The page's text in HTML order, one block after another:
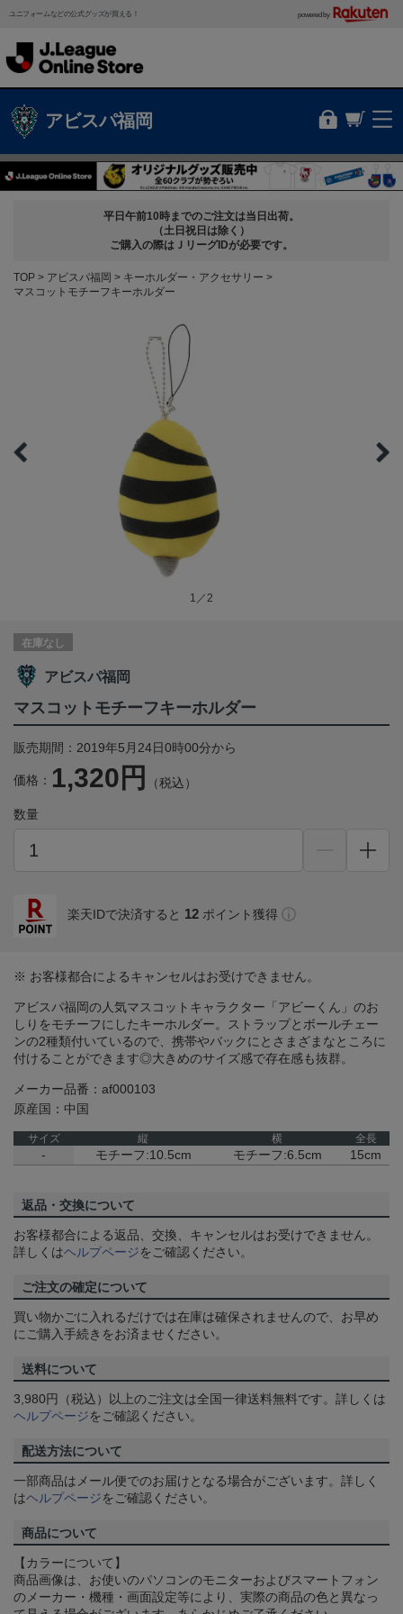
ユニフォームなどの公式グッズが買える！ powered by
アビスパ福岡
平日午前10時までのご注文は当日出荷。
（土日祝日は除く）
ご購入の際はＪリーグIDが必要です。
TOP アビスパ福岡
キーホルダー・アクセサリー
マスコットモチーフキーホルダー
1／2
在庫なし
アビスパ福岡
マスコットモチーフキーホルダー
販売期間：2019年5月24日0時00分から
価格： 1,320円 （税込）
数量
楽天IDで決済すると 12 ポイント獲得
※ お客様都合によるキャンセルはお受けできません。
アビスパ福岡の人気マスコットキャラクター「アビーくん」のお
しりをモチーフにしたキーホルダー。ストラップとボールチェー
ンの2種類付いているので、携帯やバックにとさまざまなところに
付けることができます◎大きめのサイズ感で存在感も抜群。
メーカー品番：af000103
原産国：中国
サイズ 縦 横 全長
- モチーフ:10.5cm モチーフ:6.5cm 15cm
返品・交換について
お客様都合による返品、交換、キャンセルはお受けできません。
詳しくはヘルプページをご確認ください。
ご注文の確定について
買い物かごに入れるだけでは在庫は確保されませんので、お早め
にご購入手続きをお済ませください。
送料について
3,980円（税込）以上のご注文は全国一律送料無料です。詳しくは
ヘルプページをご確認ください。
配送方法について
一部商品はメール便でのお届けとなる場合がございます。詳しく
はヘルプページをご確認ください。
商品について
【カラーについて】
商品画像は、お使いのパソコンのモニターおよびスマートフォン
のメーカー・機種・画面設定等により、実際の商品の色と異なっ